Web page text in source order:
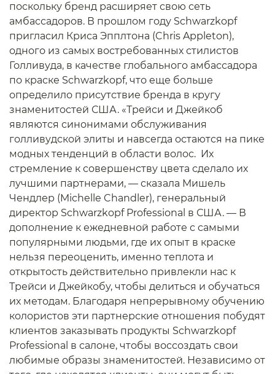
поскольку бренд расширяет свою сеть
амбассадоров. В прошлом году Schwarzkopf
пригласил Криса Эпплтона (Chris Appleton),
одного из самых востребованных стилистов
Голливуда, в качестве глобального амбассадора
по краске Schwarzkopf, что еще больше
определило присутствие бренда в кругу
знаменитостей США. «Трейси и Джейкоб
являются синонимами обслуживания
голливудской элиты и навсегда остаются на пике
модных тенденций в области волос. Их
стремление к совершенству цвета сделало их
лучшими партнерами, — сказала Мишель
Чендлер (Michelle Chandler), генеральный
директор Schwarzkopf Professional в США. — В
дополнение к ежедневной работе с самыми
популярными людьми, где их опыт в краске
нельзя переоценить, именно теплота и
открытость действительно привлекли нас к
Трейси и Джейкобу, чтобы делиться и обучаться
их методам. Благодаря непрерывному обучению
колористов эти партнерские отношения побудят
клиентов заказывать продукты Schwarzkopf
Professional в салоне, чтобы воссоздать свои
любимые образы знаменитостей. Независимо от